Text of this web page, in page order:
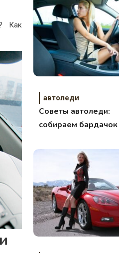
Как
автоледи
Советы автоледи:
собираем бардачок